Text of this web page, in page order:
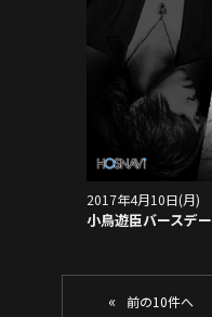
2017年4月10日(月)
小鳥遊臣バースデー
«